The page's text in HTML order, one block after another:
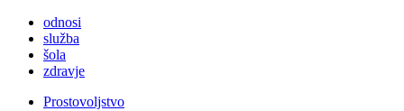
odnosi
služba
šola
zdravje
Prostovoljstvo